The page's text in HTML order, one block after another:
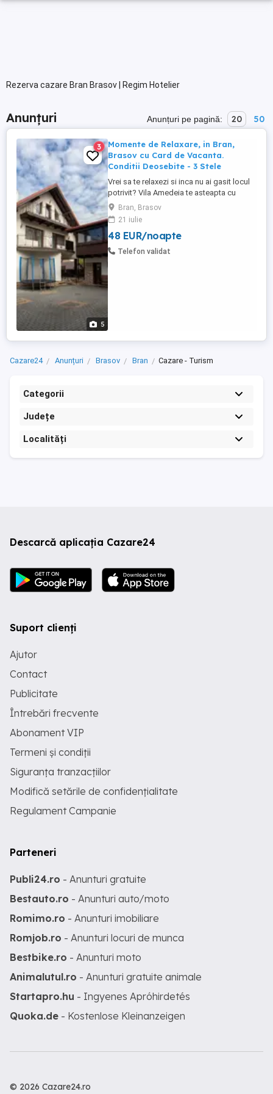
Rezerva cazare Bran Brasov | Regim Hotelier
Anunțuri Anunțuri pe pagină: 20 50
5
3
Momente de Relaxare, in Bran,
Brasov cu Card de Vacanta.
Conditii Deosebite - 3 Stele
Vrei sa te relaxezi si inca nu ai gasit locul
potrivit? Vila Amedeia te asteapta cu
bratele deschise, cu aer curat de munte,
luminite care aduc bucurie, o pisica-ghid
specialista in tors terapeutic si o
atmosfera de poveste pe care o meriti.
Acceptam pentru plata Carduri de Vacanța
Bran, Brasov
21 iulie
48 EUR/noapte
Telefon validat
Cazare24 Anunțuri Brasov Bran Cazare - Turism
Categorii
Județe
Localități
Descarcă aplicația Cazare24
Suport clienți
Ajutor
Contact
Publicitate
Întrebări frecvente
Abonament VIP
Termeni și condiții
Siguranța tranzacțiilor
Modifică setările de confidențialitate
Regulament Campanie
Parteneri
Publi24.ro - Anunturi gratuite
Bestauto.ro - Anunturi auto/moto
Romimo.ro - Anunturi imobiliare
Romjob.ro - Anunturi locuri de munca
Bestbike.ro - Anunturi moto
Animalutul.ro - Anunturi gratuite animale
Startapro.hu - Ingyenes Apróhirdetés
Quoka.de - Kostenlose Kleinanzeigen
© 2026 Cazare24.ro